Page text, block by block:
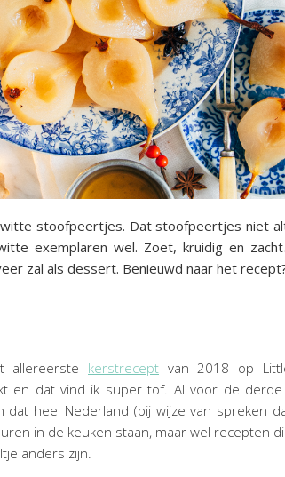
witte stoofpeertjes. Dat stoofpeertjes niet
exemplaren wel. Zoet, kruidig en
zal als dessert. Benieuwd naar het
allereerste kerstrecept van 2018 op
en dat vind ik super tof. Al voor de
dat heel Nederland (bij wijze van spreken
in de keuken staan, maar wel recepten
anders zijn.